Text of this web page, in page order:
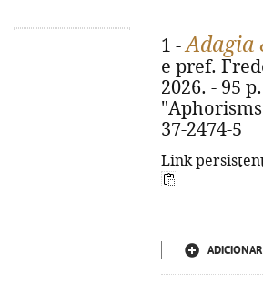
1 -Adagia
e pref.
2026. - 95
37-2474-5
Link